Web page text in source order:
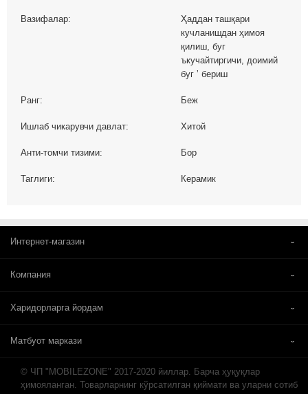
Вазифалар:
Ҳаддан ташқари
кучланишдан ҳимоя
қилиш, буг
ъкучайтиргичи, доимий
буг ʼ бериш
Ранг: Беж
Ишлаб чикарувчи давлат: Хитой
Анти-томчи тизими: Бор
Таглиги: Керамик
Интернет-магазин
Компания
Харидорларга йордам
Матбуот маркази
© ЧП "MOBILEZONE" 2017-2020 йиллар. Барча ҳуқуқлар
ҳимояланган. Товарларнинг кўрсатилган қиймати ва уларни сотиб